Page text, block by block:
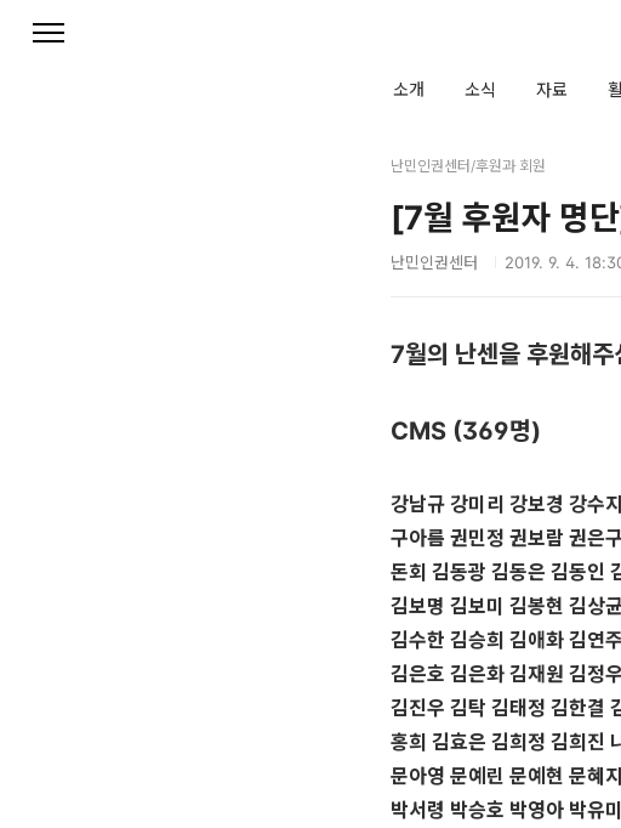
소개 소식 자료
난민인권센터/후원과 회원
[7월 후원자 명
난민인권센터 2019. 9. 4.
7월의 난센을 후원해주
CMS (369명)
강남규 강미리 강보경 강수
구아름 권민정 권보람 권은
돈회 김동광 김동은 김동인
김보명 김보미 김봉현 김상
김수한 김승희 김애화 김연
김은호 김은화 김재원 김정
김진우 김탁 김태정 김한결
홍희 김효은 김희정 김희진
문아영 문예린 문예현 문혜
박서령 박승호 박영아 박유